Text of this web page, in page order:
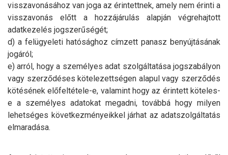
visszavonásához van joga az érintettnek, amely nem érinti a
visszavonás előtt a hozzájárulás alapján végrehajtott
adatkezelés jogszerűségét;
d) a felügyeleti hatósághoz címzett panasz benyújtásának
jogáról;
e) arról, hogy a személyes adat szolgáltatása jogszabályon
vagy szerződéses kötelezettségen alapul vagy szerződés
kötésének előfeltétele-e, valamint hogy az érintett köteles-
e a személyes adatokat megadni, továbbá hogy milyen
lehetséges következményeikkel járhat az adatszolgáltatás
elmaradása.